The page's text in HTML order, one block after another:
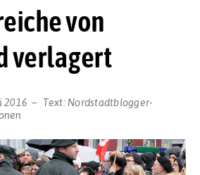
von
verlagert
2016 Text: Nordstadtblogger-